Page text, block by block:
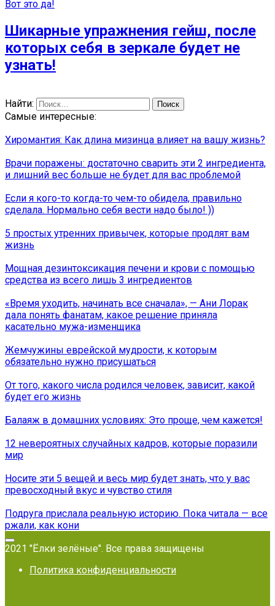
Вот это да!
Шикарные упражнения гейш, после
которых себя в зеркале будет не
узнать!
Найти:
Самые интересные:
Хиромантия: Как длина мизинца влияет на вашу жизнь?
Врачи поражены: достаточно сварить эти 2 ингредиента,
и лишний вес больше не будет для вас проблемой
Если я кого-то когда-то чем-то обидела, правильно
сделала. Нормально себя вести надо было! ))
5 простых утренних привычек, которые продлят вам
жизнь
Мощная дезинтоксикация печени и крови с помощью
средства из всего лишь 3 ингредиентов
«Время уходить, начинать все сначала», — Ани Лорак
дала понять фанатам, какое решение приняла
касательно мужа-изменщика
Жемчужины еврейской мудрости, к которым
обязательно нужно присушаться
От того, какого числа родился человек, зависит, какой
будет его жизнь
Балаяж в домашних условиях: Это проще, чем кажется!
12 невероятных случайных кадров, которые поразили
мир
Носите эти 5 вещей и весь мир будет знать, что у вас
превосходный вкус и чувство стиля
Подруга прислала реальную историю. Пока читала — все
ржали, как кони
2021 "Ёлки зелёные". Все права защищены
Политика конфиденциальности